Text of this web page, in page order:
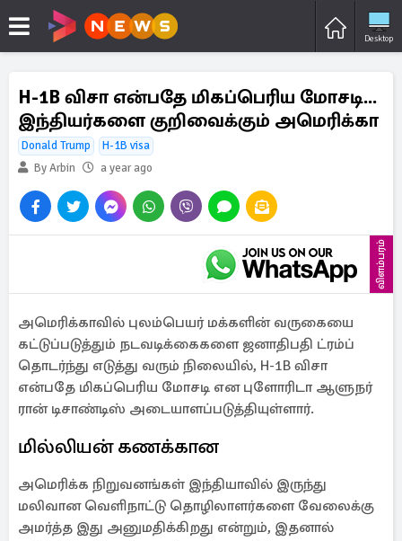
Desktop
H-1B விசா என்பதே மிகப்பெரிய மோசடி...
இந்தியர்களை குறிவைக்கும் அமெரிக்கா
Donald Trump
H-1B visa
By Arbin
a year ago
விளம்பரம்
அமெரிக்காவில் புலம்பெயர் மக்களின் வருகையை
கட்டுப்படுத்தும் நடவடிக்கைகளை ஜனாதிபதி ட்ரம்ப்
தொடர்ந்து எடுத்து வரும் நிலையில், H-1B விசா
என்பதே மிகப்பெரிய மோசடி என புளோரிடா ஆளுநர்
ரான் டிசாண்டிஸ் அடையாளப்படுத்தியுள்ளார்.
மில்லியன் கணக்கான
அமெரிக்க நிறுவனங்கள் இந்தியாவில் இருந்து
மலிவான வெளிநாட்டு தொழிலாளர்களை வேலைக்கு
அமர்த்த இது அனுமதிக்கிறது என்றும், இதனால்